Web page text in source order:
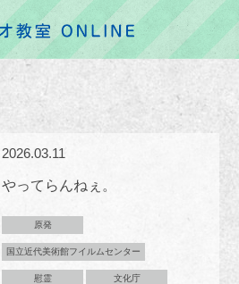
2026.03.11
やってらんねぇ。
原発
国立近代美術館フイルムセンター
慰霊 文化庁